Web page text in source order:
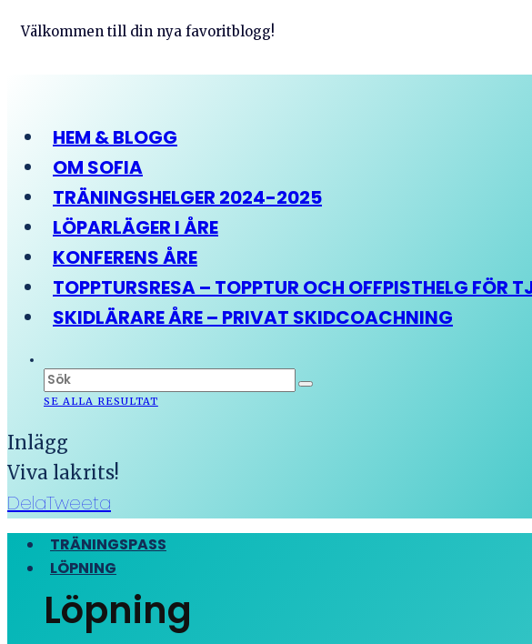
Välkommen till din nya favoritblogg!
HEM & BLOGG
OM SOFIA
TRÄNINGSHELGER 2024-2025
LÖPARLÄGER I ÅRE
KONFERENS ÅRE
TOPPTURSRESA – TOPPTUR OCH OFFPISTHELG FÖR
SKIDLÄRARE ÅRE – PRIVAT SKIDCOACHNING
SE ALLA RESULTAT
Inlägg
Viva lakrits!
DelaTweeta
TRÄNINGSPASS
LÖPNING
Löpning